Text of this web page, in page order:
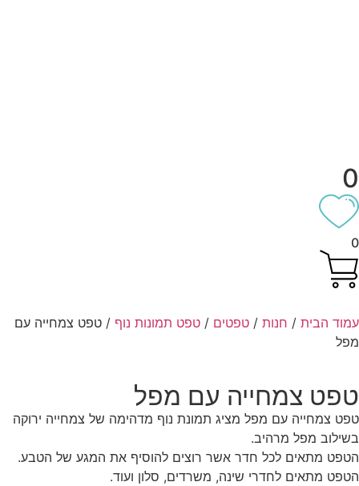
הבית/חנות/טפטים/טפט תמונות נוף/ טפט צמחייה עם
צמחייה עם מפל
צמחייה עם מפל מציג תמונת נוף מדהימה של צמחייה ירוקה
מפל מרהיב.
מתאים לכל חדר אשר רוצים להוסיף את המגע של הטבע.
מתאים לחדרי שינה, משרדים, סלון ועוד.